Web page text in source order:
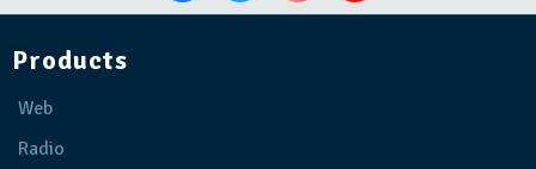
Products
Web
Radio